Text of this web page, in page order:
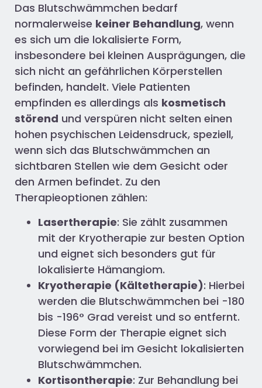
Das Blutschwämmchen bedarf
normalerweise keiner Behandlung, wenn
es sich um die lokalisierte Form,
insbesondere bei kleinen Ausprägungen, die
sich nicht an gefährlichen Körperstellen
befinden, handelt. Viele Patienten
empfinden es allerdings als kosmetisch
störend und verspüren nicht selten einen
hohen psychischen Leidensdruck, speziell,
wenn sich das Blutschwämmchen an
sichtbaren Stellen wie dem Gesicht oder
den Armen befindet. Zu den
Therapieoptionen zählen:
Lasertherapie: Sie zählt zusammen
mit der Kryotherapie zur besten Option
und eignet sich besonders gut für
lokalisierte Hämangiom.
Kryotherapie (Kältetherapie): Hierbei
werden die Blutschwämmchen bei -180
bis -196° Grad vereist und so entfernt.
Diese Form der Therapie eignet sich
vorwiegend bei im Gesicht lokalisierten
Blutschwämmchen.
Kortisontherapie: Zur Behandlung bei